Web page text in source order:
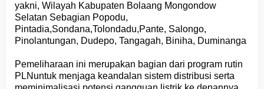
yakni, Wilayah Kabupaten Bolaang Mongondow
Selatan Sebagian Popodu,
Pintadia,Sondana,Tolondadu,Pante, Salongo,
Pinolantungan, Dudepo, Tangagah, Biniha, Duminanga
Pemeliharaan ini merupakan bagian dari program rutin
PLNuntuk menjaga keandalan sistem distribusi serta